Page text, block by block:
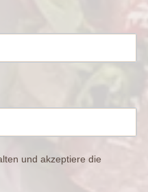
und akzeptiere die